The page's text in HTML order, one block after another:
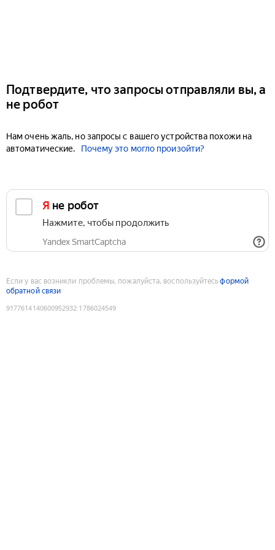
Подтвердите, что запросы отправляли вы, а
не робот
Нам очень жаль, но запросы с вашего устройства похожи на
автоматические.
Почему это могло произойти?
Я не робот
Нажмите, чтобы продолжить
Yandex SmartCaptcha
Если у вас возникли проблемы, пожалуйста, воспользуйтесьформой
обратной связи
9177614140600952932:1786024549